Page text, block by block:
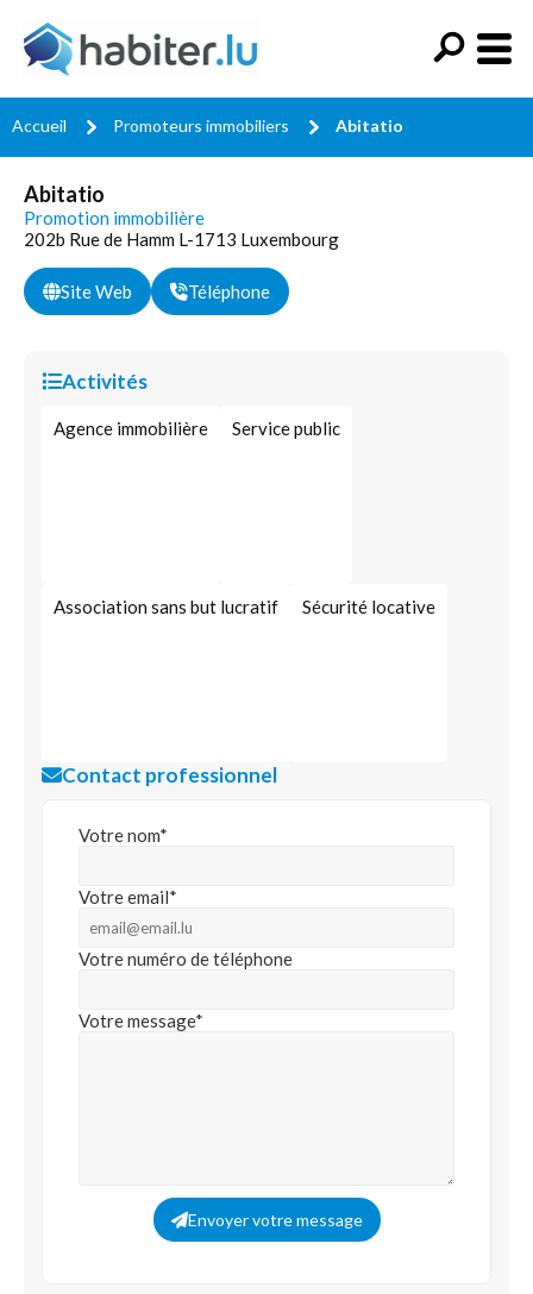
Accueil Promoteurs immobiliers Abitatio
Abitatio
Promotion immobilière
202b Rue de Hamm L-1713 Luxembourg
Site Web Téléphone
Activités
Agence immobilière Service public
Association sans but lucratif Sécurité locative
Contact professionnel
Votre nom*
Votre email*
Votre numéro de téléphone
Votre message*
Envoyer votre message